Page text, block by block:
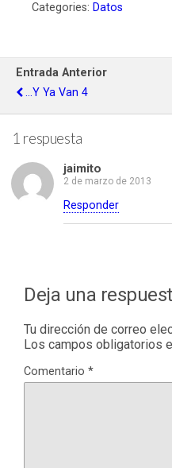
Categories: Datos
Entrada Anterior
...y Ya Van 4
1 respuesta
jaimito
2 de marzo de 2013
Responder
Deja una
Tu dirección de correo
Los campos obligatorios
Comentario *